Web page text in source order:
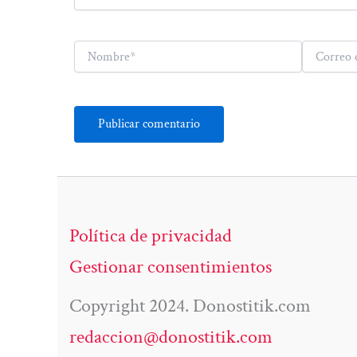
Nombre*
Correo
electrónico*
Política de privacidad
Gestionar consentimientos
Copyright 2024. Donostitik.com
redaccion@donostitik.com